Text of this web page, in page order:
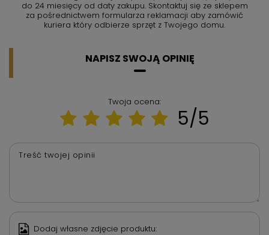
do 24 miesięcy od daty zakupu. Skontaktuj się ze sklepem
za pośrednictwem formularza reklamacji aby zamówić
kuriera który odbierze sprzęt z Twojego domu.
NAPISZ SWOJĄ OPINIĘ
Twoja ocena:
5/5
Treść twojej opinii
Dodaj własne zdjęcie produktu: